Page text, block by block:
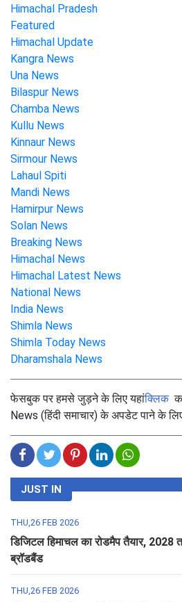
Himachal Pradesh
Featured
Himachal Update
Kangra News
Una News
Bilaspur News
Chamba News
Kullu News
Kinnaur News
Sirmour News
Lahaul Spiti
Mandi News
Hamirpur News
Solan News
Breaking News
Himachal News
Himachal Latest News
National News
India News
Shimla News
Shimla Today News
Dharamshala News
फेसबुक पर हमसे जुड़ने के लिए यहांक्लिक
News (हिंदी समाचार) के अपडेट पाने के
JUST IN
THU,26 FEB 2026
डिजिटल हिमाचल का रोडमैप तैयार, 2028
ब्रॉडबैंड
THU,26 FEB 2026